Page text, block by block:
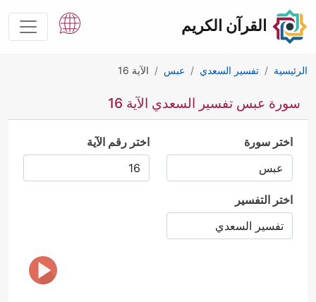
القرآن الكريم
الرئيسية تفسير السعدي عبس الآية 16
سورة عبس تفسير السعدي الآية 16
اختر سورة اختر رقم الآية
اختر التفسير